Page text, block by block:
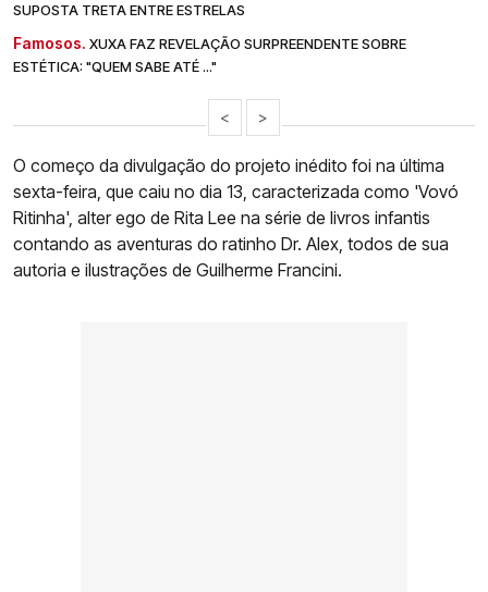
SUPOSTA TRETA ENTRE ESTRELAS
Famosos. XUXA FAZ REVELAÇÃO SURPREENDENTE SOBRE
ESTÉTICA: "QUEM SABE ATÉ ..."
< >
O começo da divulgação do projeto inédito foi na última
sexta-feira, que caiu no dia 13, caracterizada como 'Vovó
Ritinha', alter ego de Rita Lee na série de livros infantis
contando as aventuras do ratinho Dr. Alex, todos de sua
autoria e ilustrações de Guilherme Francini.